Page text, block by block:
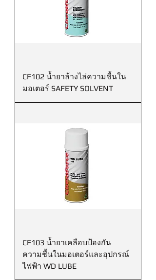
CF102 น้ำยาล้างไล่ความชื้นใน
มอเตอร์ SAFETY SOLVENT
CF103 น้ำยาเคลือบป้องกัน
ความชื้นในมอเตอร์และอุปกรณ์
ไฟฟ้า WD LUBE